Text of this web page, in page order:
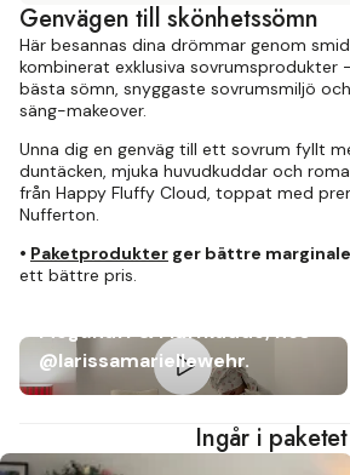
Genvägen till skönhetssömn
Här besannas dina drömmar genom
kombinerat exklusiva
bästa sömn, snyggaste sovrumsmiljö
säng-makeover.
Unna dig en genväg till ett sovrum fyllt
duntäcken, mjuka huvudkuddar och
från Happy Fluffy Cloud, toppat med
Nufferton.
• Paketprodukter ger bättre
ett bättre pris.
Megafluff & Fluffkudde, hos
@larissamariellewehr.
Ingår i paketet